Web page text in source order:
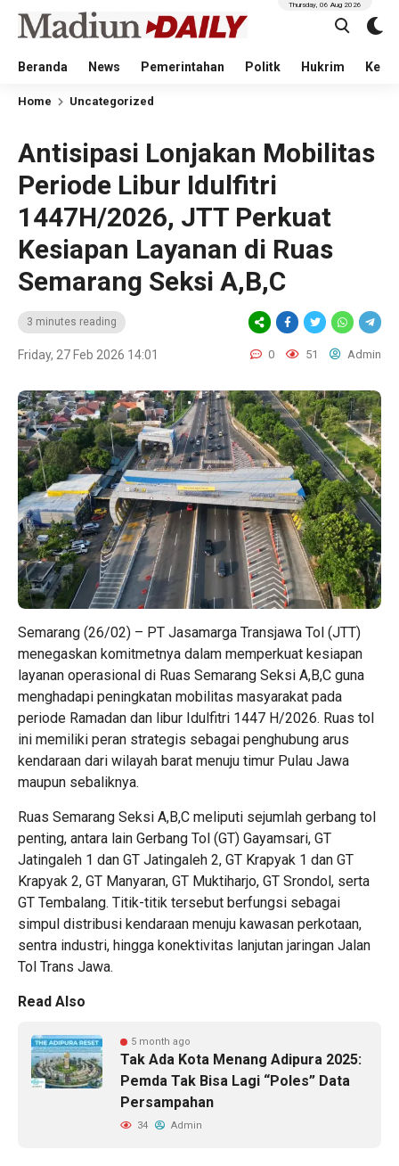
Beranda News Pemerintahan Politk Hukrim
Thursday, 06 Aug 2026
Home Uncategorized
Antisipasi Lonjakan Mobilitas
Periode Libur Idulfitri
1447H/2026, JTT Perkuat
Kesiapan Layanan di Ruas
Semarang Seksi A,B,C
3 minutes reading
Friday, 27 Feb 2026 14:01 0 51 Admin
Semarang (26/02) – PT Jasamarga Transjawa Tol (JTT)
menegaskan komitmetnya dalam memperkuat kesiapan
layanan operasional di Ruas Semarang Seksi A,B,C guna
menghadapi peningkatan mobilitas masyarakat pada
periode Ramadan dan libur Idulfitri 1447 H/2026. Ruas tol
ini memiliki peran strategis sebagai penghubung arus
kendaraan dari wilayah barat menuju timur Pulau Jawa
maupun sebaliknya.
Ruas Semarang Seksi A,B,C meliputi sejumlah gerbang tol
penting, antara lain Gerbang Tol (GT) Gayamsari, GT
Jatingaleh 1 dan GT Jatingaleh 2, GT Krapyak 1 dan GT
Krapyak 2, GT Manyaran, GT Muktiharjo, GT Srondol, serta
GT Tembalang. Titik-titik tersebut berfungsi sebagai
simpul distribusi kendaraan menuju kawasan perkotaan,
sentra industri, hingga konektivitas lanjutan jaringan Jalan
Tol Trans Jawa.
Read Also
5 month ago
Tak Ada Kota Menang Adipura 2025:
Pemda Tak Bisa Lagi “Poles” Data
Persampahan
34 Admin